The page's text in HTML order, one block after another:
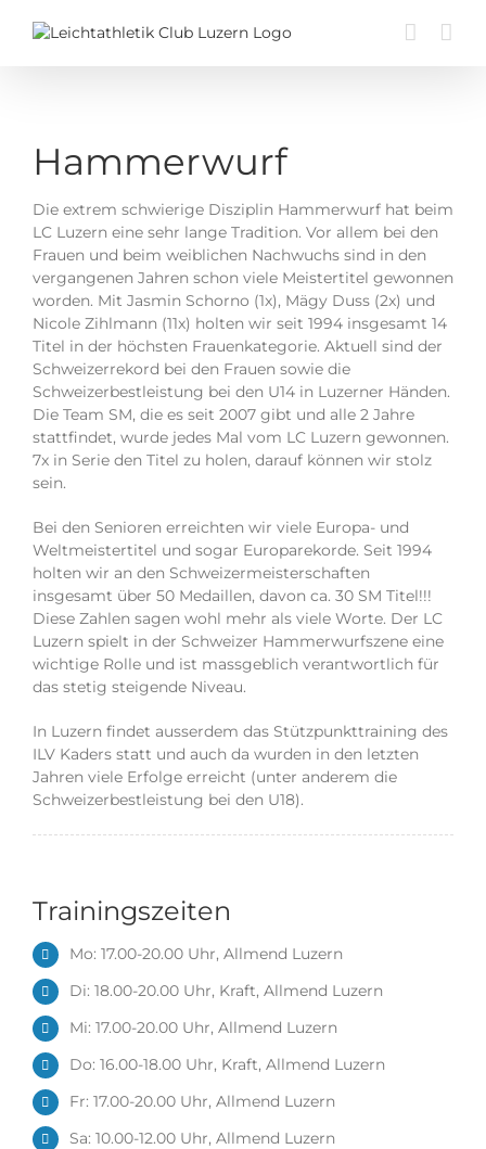
Inhalt
Hammerwurf
Die extrem schwierige Disziplin Hammerwurf hat beim
LC Luzern eine sehr lange Tradition. Vor allem bei den
Frauen und beim weiblichen Nachwuchs sind in den
vergangenen Jahren schon viele Meistertitel gewonnen
worden. Mit Jasmin Schorno (1x), Mägy Duss (2x) und
Nicole Zihlmann (11x) holten wir seit 1994 insgesamt 14
Titel in der höchsten Frauenkategorie. Aktuell sind der
Schweizerrekord bei den Frauen sowie die
Schweizerbestleistung bei den U14 in Luzerner Händen.
Die Team SM, die es seit 2007 gibt und alle 2 Jahre
stattfindet, wurde jedes Mal vom LC Luzern gewonnen.
7x in Serie den Titel zu holen, darauf können wir stolz
sein.
Bei den Senioren erreichten wir viele Europa- und
Weltmeistertitel und sogar Europarekorde. Seit 1994
holten wir an den Schweizermeisterschaften
insgesamt über 50 Medaillen, davon ca. 30 SM Titel!!!
Diese Zahlen sagen wohl mehr als viele Worte. Der LC
Luzern spielt in der Schweizer Hammerwurfszene eine
wichtige Rolle und ist massgeblich verantwortlich für
das stetig steigende Niveau.
In Luzern findet ausserdem das Stützpunkttraining des
ILV Kaders statt und auch da wurden in den letzten
Jahren viele Erfolge erreicht (unter anderem die
Schweizerbestleistung bei den U18).
Trainingszeiten
Mo: 17.00-20.00 Uhr, Allmend Luzern
Di: 18.00-20.00 Uhr, Kraft, Allmend Luzern
Mi: 17.00-20.00 Uhr, Allmend Luzern
Do: 16.00-18.00 Uhr, Kraft, Allmend Luzern
Fr: 17.00-20.00 Uhr, Allmend Luzern
Sa: 10.00-12.00 Uhr, Allmend Luzern